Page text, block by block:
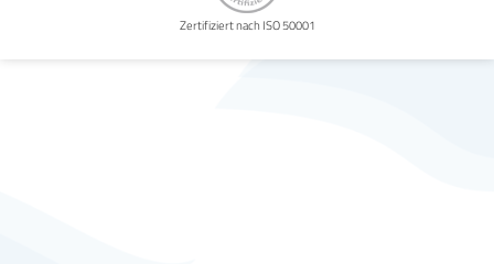
Zertifiziert nach ISO 50001